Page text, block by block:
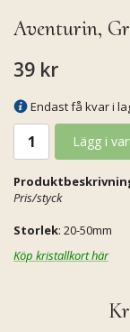
Aventurin,
39 kr
Endast få kvar i
Lägg i
Pris/styck
Storlek: 20-50mm
Köp kristallkort här